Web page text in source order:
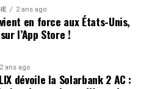
garçons ont été
de ce prénom le
année-là. À l’école
appelés Thibault
Pour éviter toute
classe, les enseignants
2 ans ago
en force aux États-Unis,
l’App Store !
2 ans ago
dévoile la Solarbank 2 AC :